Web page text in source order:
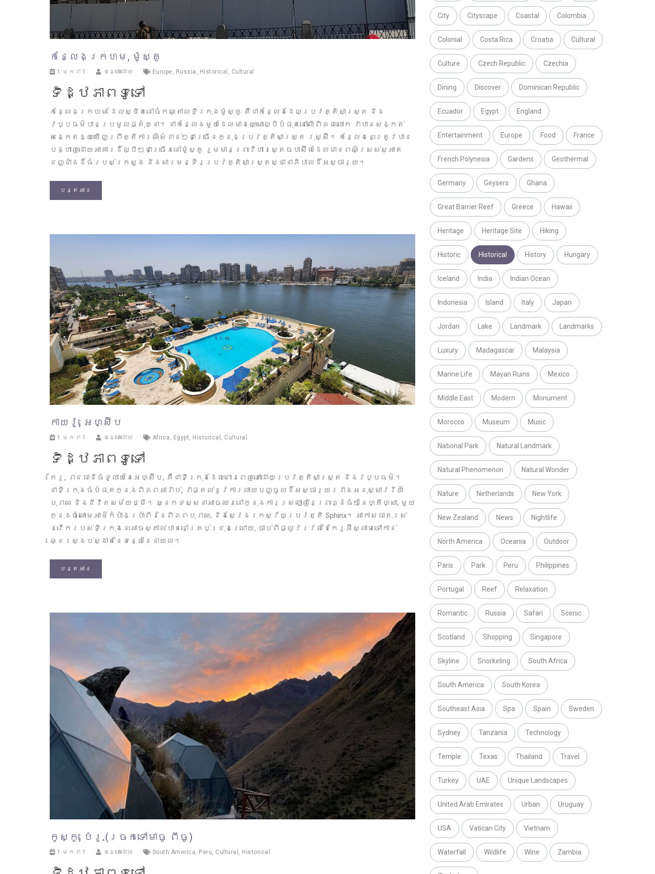
កន្លែងក្រហម, ម៉ូស្គូ
1 មករា 1 បង្ហោះដោយ Europe, Russia , Historical , Cultural
ទិដ្ឋភាពទូទៅ
កន្លែងក្រហម ដែលស្ថិតនៅចំកណ្តាលទីក្រុងម៉ូស្គូ គឺជាកន្លែងដែលប្រវត្តិសាស្ត្រ និង
វប្បធម៌បានប្រមូលផ្តុំគ្នា។ ជាកន្លែងមួយដែលមានឈ្មោះល្បីបំផុតនៅលើពិភពលោក វាបានសង្កត់
សង្កេតឱ្យឃើញព្រឹត្តិការណ៍សំខាន់ៗជាច្រើនក្នុងប្រវត្តិសាស្ត្រ រុស្ស៊ី។ កន្លែងនេះត្រូវបាន
បង្ហាញដោយអាគារដ៏ល្បីៗជាច្រើននៅម៉ូស្គូ រួមមានព្រះវិហារស្តេចបាស៊ីលដែលមានពណ៌ស្រស់ស្អាត
ជញ្ជាំងដ៏ធំរបស់ក្រសួង និងសារមន្ទីរប្រវត្តិសាស្ត្រស្ថានាភិបាលដ៏អស្ចារ្យ។
បន្តអាន
កាយរ៉ូ, អេហ្ស៊ីប
1 មករា 1 បង្ហោះដោយ Africa , Egypt, Historical , Cultural
ទិដ្ឋភាពទូទៅ
កៃរូ, រាជធានីធំទូលាយនៃអេហ្ស៊ីប, គឺជាទីក្រុងដែលពោរពេញទៅដោយប្រវត្តិសាស្ត្រ និងវប្បធម៌។
ជាទីក្រុងធំបំផុតក្នុងពិភពអារ៉ាប់, វាផ្តល់នូវការលាយបញ្ចូលដ៏អស្ចារ្យរវាងអនុស្សាវរីយ៍
បុរាណ និងជីវិតសម័យថ្មី។ អ្នកទស្សនាអាចឈរនៅក្នុងការស្រឡាញ់នៃព្រះភ្នំធំៗនៃហ្គីហ្សា, មួយ
ក្នុងចំណោមអាថ៌កំបាំងប្រាំពីរនៃពិភពបុរាណ, និងស្វែងរកស្វ័យប្រវត្តិ Sphinx។ អាកាសធាតុរស់
រវើករបស់ទីក្រុងនេះអាចស្គាល់បាននៅគ្រប់ជ្រុងជ្រោយ, ចាប់ពីផ្លូវរវល់នៃកៃរូអ៊ីស្លាមទៅកាន់
ឆ្នេរស្ងប់ស្ងាត់នៃទន្លេនៃនាយល។
បន្តអាន
កូស្កូ, ប៉េរូ (ច្រកទៅមាចូ ពីចូ)
1 មករា 1 បង្ហោះដោយ South America, Peru, Cultural , Historical
City Cityscape Coastal Colombia
Colonial Costa Rica Croatia Cultural
Culture Czech Republic Czechia
Dining Discover Dominican Republic
Ecuador Egypt England
Entertainment Europe Food France
French Polynesia Gardens Geothermal
Germany Geysers Ghana
Great Barrier Reef Greece Hawaii
Heritage Heritage Site Hiking
Historic Historical History Hungary
Iceland India Indian Ocean
Indonesia Island Italy Japan
Jordan Lake Landmark Landmarks
Luxury Madagascar Malaysia
Marine Life Mayan Ruins Mexico
Middle East Modern Monument
Morocco Museum Music
National Park Natural Landmark
Natural Phenomenon Natural Wonder
Nature Netherlands New York
New Zealand News Nightlife
North America Oceania Outdoor
Paris Park Peru Philippines
Portugal Reef Relaxation
Romantic Russia Safari Scenic
Scotland Shopping Singapore
Skyline Snorkeling South Africa
South America South Korea
Southeast Asia Spa Spain Sweden
Sydney Tanzania Technology
Temple Texas Thailand Travel
Turkey UAE Unique Landscapes
United Arab Emirates Urban Uruguay
USA Vatican City Vietnam
Waterfall Wildlife Wine Zambia